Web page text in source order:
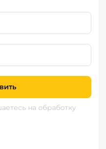
на обработку